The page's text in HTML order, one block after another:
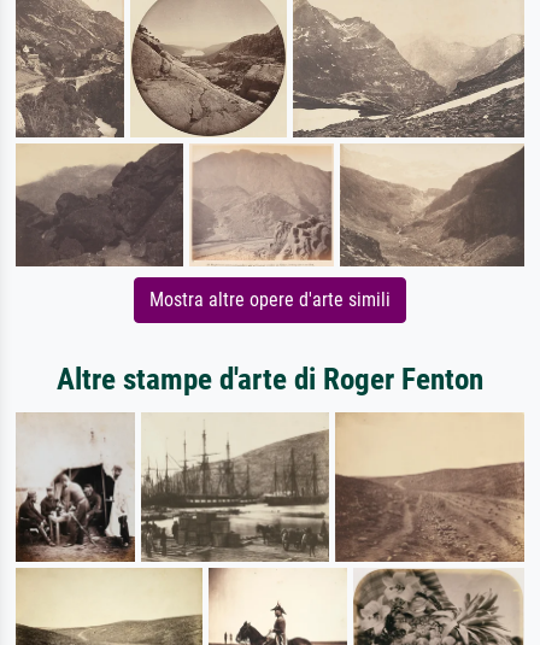
Mostra altre opere d'arte simili
Altre stampe d'arte di Roger Fenton